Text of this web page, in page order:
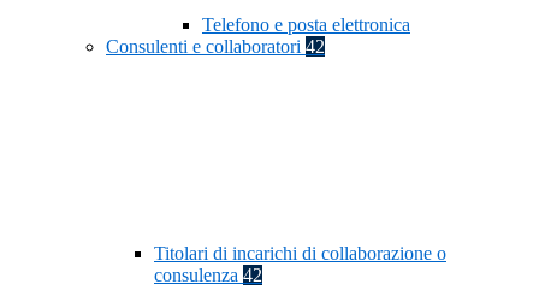
Telefono e posta elettronica
Consulenti e collaboratori 42
Titolari di incarichi di collaborazione o
consulenza 42